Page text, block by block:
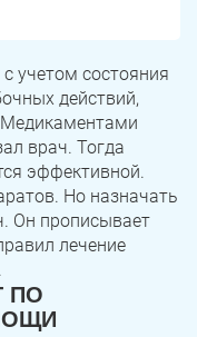
учетом состояния
действий,
врач. Тогда
эффективной.
Но назначать
Он прописывает
лечение
ПО